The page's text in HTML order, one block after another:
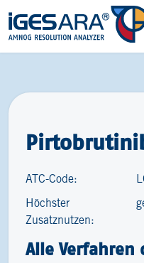
ATC-Code:
Höchster
Zusatznutzen:
Alle Verfahren